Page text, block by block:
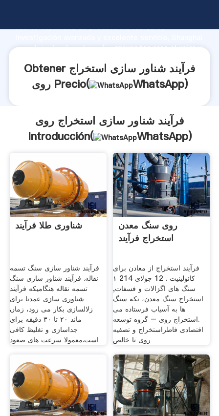
fuerte capacidad de producción, fuerza de
فرآیند شناور سازی استخراج روی proveedor crea el valor y
Obtener فرآیند شناور سازی استخراج
روی Precio(
WhatsApp)
فرآیند شناور سازی استخراج روی
Introducción(
WhatsApp)
شناوری طلا فرآیند
فرآیند شناور سازی سنگ تسمه
نقاله. فرآیند شناور سازی سنگ
تسمه نقاله هنگامیکه فرآیند
شناوری سازی عمدتا برای
زلالسازی بکار می رود، زمان
ماند ۲۰ تا ۳۰ دقیقه برای
جداسازی و تغلیظ کافی
است.معمولا سرعت های صعود
روی سنگ معدن
استخراج فرآیند
فرآیند استخراج از معادن برای
کائولینیت . 12 جولای 214 ۱
سنگ های اگزالات و فسفات,
استخراج سنگ معدن، تكه سنگ
ها به آسیاب فرستاده می
.استخراج روی – گروه توسعه
اقتصادی فاطراستخراج و تصفیه
روی نا خالص